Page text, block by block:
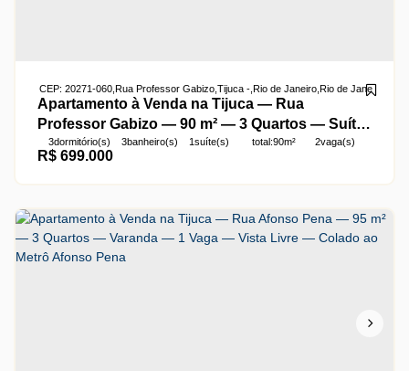
Apartamento à Venda na Tijuca — Rua
Professor Gabizo — 90 m² — 3 Quartos — Suíte
— 2 Vagas — Vista Livre — 300 m do Metrô
Afonso Pena
R$699.000
CEP: 20271-060, Rua Professor Gabizo, Tijuca , Rio de Janeiro, Rio de Janeiro
3dormitório(s) 3banheiro(s) 1suíte(s) total:90m² 2vaga(s)
útil:90m²